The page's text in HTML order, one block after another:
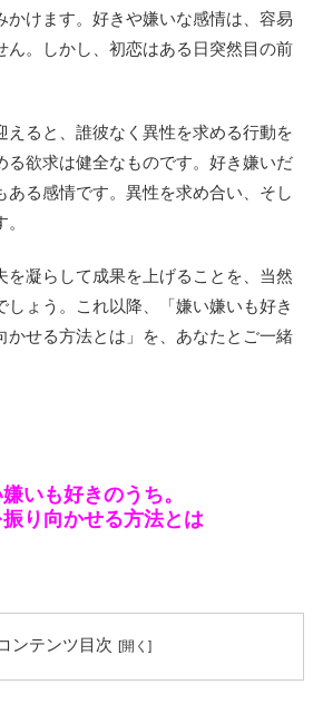
かけます。好きや嫌いな感情は、容易
ん。しかし、初恋はある日突然目の前
えると、誰彼なく異性を求める行動を
る欲求は健全なものです。好き嫌いだ
ある感情です。異性を求め合い、そし
を凝らして成果を上げることを、当然
しょう。これ以降、「嫌い嫌いも好き
かせる方法とは」を、あなたとご一緒
いも好きのうち。
り向かせる方法とは
ンテンツ目次